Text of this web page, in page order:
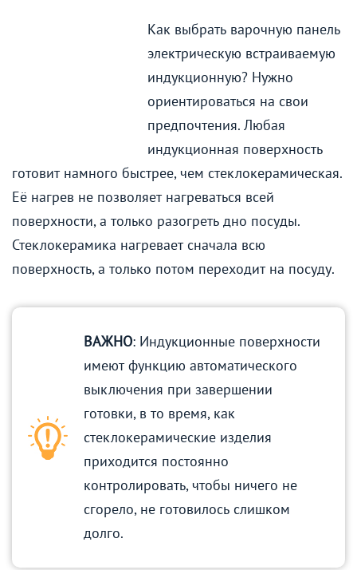
Как выбрать варочную панель
электрическую встраиваемую
индукционную? Нужно
ориентироваться на свои
предпочтения. Любая
индукционная поверхность
готовит намного быстрее, чем стеклокерамическая.
Её нагрев не позволяет нагреваться всей
поверхности, а только разогреть дно посуды.
Стеклокерамика нагревает сначала всю
поверхность, а только потом переходит на посуду.
ВАЖНО: Индукционные поверхности
имеют функцию автоматического
выключения при завершении
готовки, в то время, как
стеклокерамические изделия
приходится постоянно
контролировать, чтобы ничего не
сгорело, не готовилось слишком
долго.